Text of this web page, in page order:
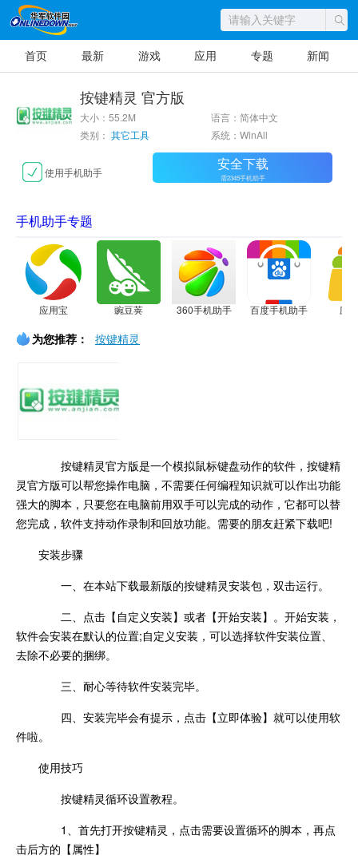
首页 最新 游戏 应用 专题 新闻
按键精灵 官方版
大小：55.2M
语言：简体中文
类别： 其它工具 系统：WinAll
使用手机助手 安全下载
需2345手机助手
手机助手专题
应用宝 豌豆荚 360手机助手 百度手机助手 应
为您推荐： 按键精灵
按键精灵官方版是一个模拟鼠标键盘动作的软件，按键精
灵官方版可以帮您操作电脑，不需要任何编程知识就可以作出功能
强大的脚本，只要您在电脑前用双手可以完成的动作，它都可以替
您完成，软件支持动作录制和回放功能。需要的朋友赶紧下载吧!
安装步骤
一、在本站下载最新版的按键精灵安装包，双击运行。
二、点击【自定义安装】或者【开始安装】。开始安装，
软件会安装在默认的位置;自定义安装，可以选择软件安装位置、
去除不必要的捆绑。
三、耐心等待软件安装完毕。
四、安装完毕会有提示，点击【立即体验】就可以使用软
件啦。
使用技巧
按键精灵循环设置教程。
1、首先打开按键精灵，点击需要设置循环的脚本，再点
击后方的【属性】